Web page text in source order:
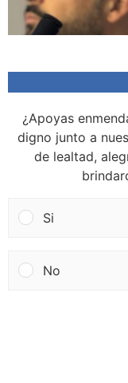
¿Apoyas
digno junto a
de lealtad,
Si
No